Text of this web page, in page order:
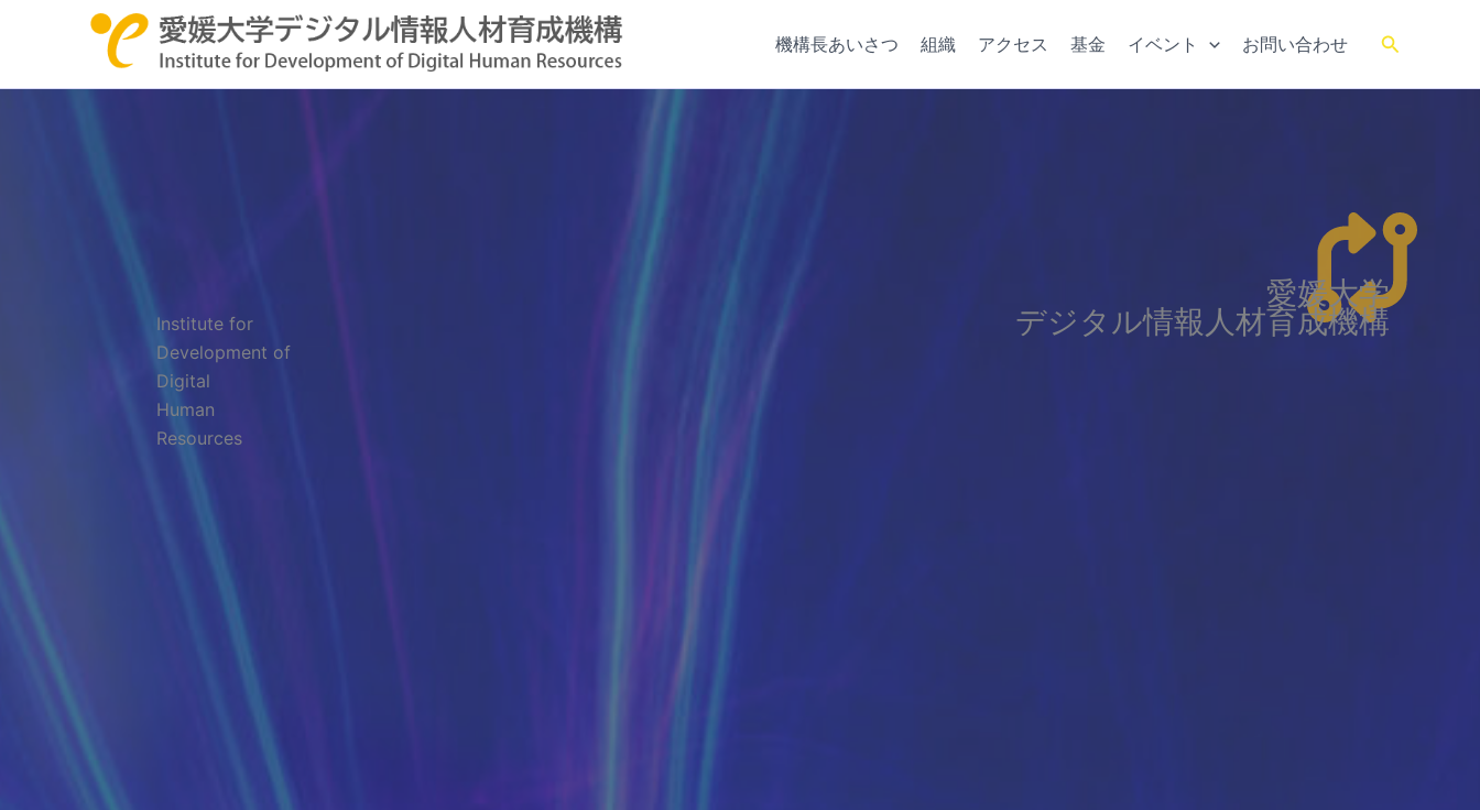
機構長あいさつ 組織 アクセス 基金 イベント お問い合わせ
検
Institute for
Development of
Digital
Human
Resources
愛媛大学
デジタル情報人材育成機構